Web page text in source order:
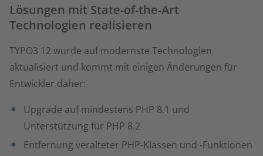
Lösungen mit State-of-the-Art
Technologien realisieren
TYPO3 12 wurde auf modernste Technologien
aktualisiert und kommt mit einigen Änderungen für
Entwickler daher:
Upgrade auf mindestens PHP 8.1 und
Unterstützung für PHP 8.2
Entfernung veralteter PHP-Klassen und -Funktionen